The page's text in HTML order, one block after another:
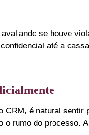
avaliando se houve
até a
CRM, é natural sentir
o rumo do processo.